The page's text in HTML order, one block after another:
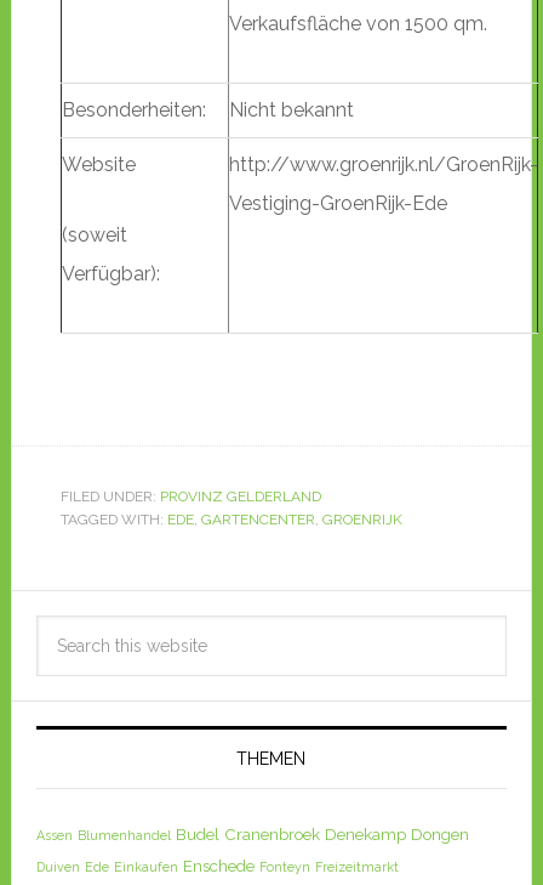
Verkaufsfläche von 1500 qm.
Besonderheiten: Nicht bekannt
Website
(soweit
Verfügbar):
http://www.groenrijk.nl/GroenRijk-
Vestiging-GroenRijk-Ede
FILED UNDER: PROVINZ GELDERLAND
TAGGED WITH: EDE, GARTENCENTER, GROENRIJK
THEMEN
Assen Blumenhandel Budel Cranenbroek Denekamp Dongen
Duiven Ede Einkaufen Enschede Fonteyn Freizeitmarkt